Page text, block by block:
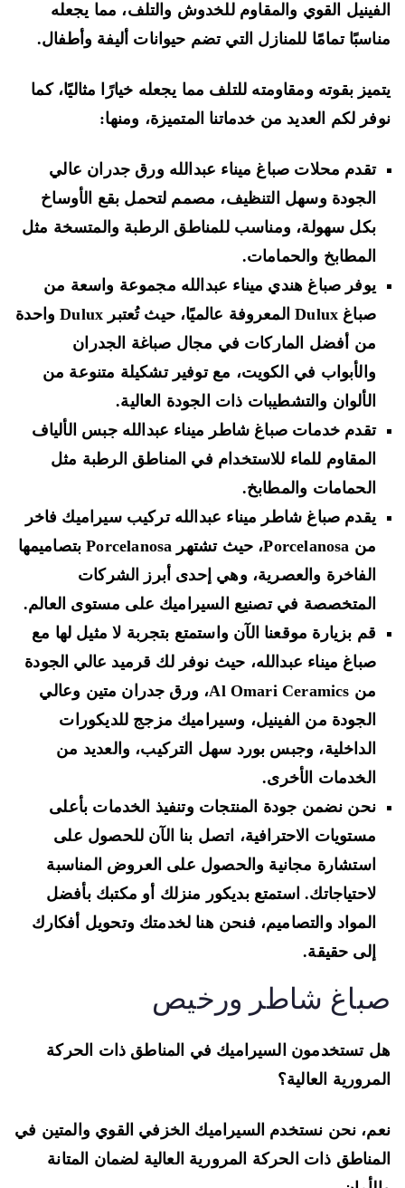
القوي والمقاوم للخدوش والتلف، مما يجعله
تمامًا للمنازل التي تضم حيوانات أليفة وأطفال.
بقوته ومقاومته للتلف مما يجعله خيارًا مثاليًا، كما
لكم العديد من خدماتنا المتميزة، ومنها:
تقدم محلات صباغ ميناء عبدالله ورق جدران عالي
الجودة وسهل التنظيف، مصمم لتحمل بقع الأوساخ
بكل سهولة، ومناسب للمناطق الرطبة والمتسخة مثل
المطابخ والحمامات.
يوفر صباغ هندي ميناء عبدالله مجموعة واسعة من
صباغ Dulux المعروفة عالميًا، حيث تُعتبر Dulux واحدة
من أفضل الماركات في مجال صباغة الجدران
والأبواب في الكويت، مع توفير تشكيلة متنوعة من
الألوان والتشطيبات ذات الجودة العالية.
تقدم خدمات صباغ شاطر ميناء عبدالله جبس الألياف
المقاوم للماء للاستخدام في المناطق الرطبة مثل
الحمامات والمطابخ.
يقدم صباغ شاطر ميناء عبدالله تركيب سيراميك فاخر
من Porcelanosa، حيث تشتهر Porcelanosa بتصاميمها
الفاخرة والعصرية، وهي إحدى أبرز الشركات
المتخصصة في تصنيع السيراميك على مستوى العالم.
قم بزيارة موقعنا الآن واستمتع بتجربة لا مثيل لها مع
صباغ ميناء عبدالله، حيث نوفر لك قرميد عالي الجودة
من Al Omari Ceramics، ورق جدران متين وعالي
الجودة من الفينيل، وسيراميك مزجج للديكورات
الداخلية، وجبس بورد سهل التركيب، والعديد من
الخدمات الأخرى.
نحن نضمن جودة المنتجات وتنفيذ الخدمات بأعلى
مستويات الاحترافية، اتصل بنا الآن للحصول على
استشارة مجانية والحصول على العروض المناسبة
لاحتياجاتك. استمتع بديكور منزلك أو مكتبك بأفضل
المواد والتصاميم، فنحن هنا لخدمتك وتحويل أفكارك
إلى حقيقة.
شاطر ورخيص
تستخدمون السيراميك في المناطق ذات الحركة
العالية؟
نحن نستخدم السيراميك الخزفي القوي والمتين في
ذات الحركة المرورية العالية لضمان المتانة